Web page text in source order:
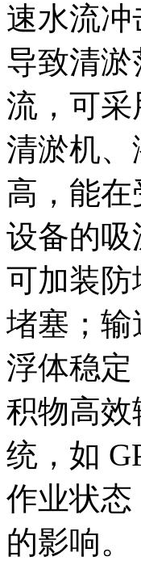
速水流
导致清
流，可
清淤机
高，能
设备的
可加装
堵塞；
浮体稳
积物高
统，如
作业状
的影响。